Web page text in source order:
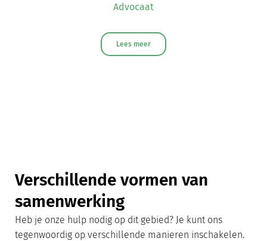
Advocaat
Lees meer
Verschillende vormen van
samenwerking
Heb je onze hulp nodig op dit gebied? Je kunt ons
tegenwoordig op verschillende manieren inschakelen.